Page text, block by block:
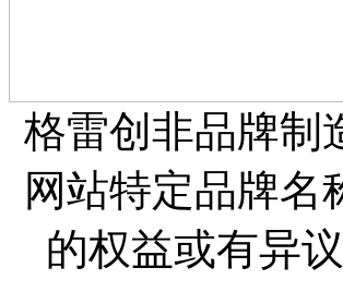
格雷创非品牌制
网站特定品牌名
的权益或有异议